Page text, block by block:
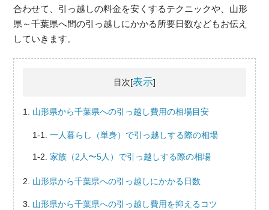
合わせて、引っ越しの料金を安くするテクニックや、山形
県～千葉県へ間の引っ越しにかかる所要日数などもお伝え
していきます。
目次[表示]
山形県から千葉県への引っ越し費用の相場目安
一人暮らし（単身）で引っ越しする際の相場
家族（2人〜5人）で引っ越しする際の相場
山形県から千葉県への引っ越しにかかる日数
山形県から千葉県への引っ越し費用を抑えるコツ